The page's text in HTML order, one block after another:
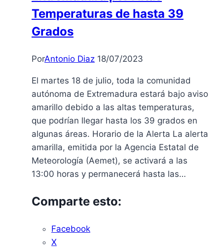
septiembre
en
Badajoz
Temperaturas de hasta 39
Grados
PorAntonio Diaz 18/07/2023
El martes 18 de julio, toda la comunidad
autónoma de Extremadura estará bajo aviso
amarillo debido a las altas temperaturas,
que podrían llegar hasta los 39 grados en
algunas áreas. Horario de la Alerta La alerta
amarilla, emitida por la Agencia Estatal de
Meteorología (Aemet), se activará a las
13:00 horas y permanecerá hasta las…
Comparte esto:
Facebook
X